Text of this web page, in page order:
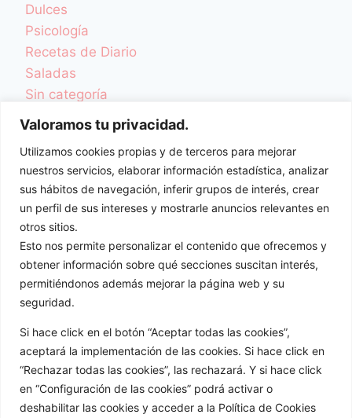
Valoramos tu privacidad.
Utilizamos cookies propias y de terceros para mejorar
nuestros servicios, elaborar información estadística, analizar
sus hábitos de navegación, inferir grupos de interés, crear
un perfil de sus intereses y mostrarle anuncios relevantes en
otros sitios.
Esto nos permite personalizar el contenido que ofrecemos y
obtener información sobre qué secciones suscitan interés,
permitiéndonos además mejorar la página web y su
seguridad.
Si hace click en el botón “Aceptar todas las cookies”,
aceptará la implementación de las cookies. Si hace click en
“Rechazar todas las cookies”, las rechazará. Y si hace click
en “Configuración de las cookies” podrá activar o
deshabilitar las cookies y acceder a la Política de Cookies
Dulces
Psicología
Recetas de Diario
Saladas
Sin categoría
TCA y Desordenes Alimentarios
Una Vida Más Sana
Videoblog
Videorecetas
Videos Colaboraciones
ENTRADAS
Redes sociales: